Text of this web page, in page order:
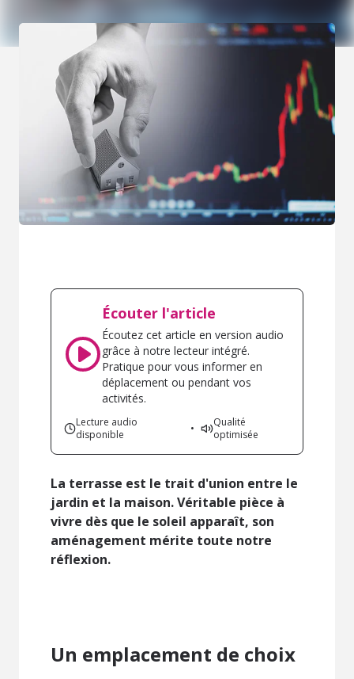
Écouter l'article
Écoutez cet article en version audio
grâce à notre lecteur intégré.
Pratique pour vous informer en
déplacement ou pendant vos
activités.
Lecture audio
disponible
•
Qualité
optimisée
La terrasse est le trait d'union entre le
jardin et la maison. Véritable pièce à
vivre dès que le soleil apparaît, son
aménagement mérite toute notre
réflexion.
Un emplacement de choix